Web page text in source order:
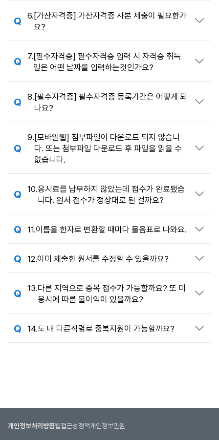
6. [가산자격증] 가산자격증 사본 제출이 필요한가
요?
7. [필수자격증] 필수자격증 입력 시 자격증 취득
일은 어떤 날짜를 입력하는것인가요?
답변 열기
8. [필수자격증] 필수자격증 등록기간은 어떻게 되
나요?
9. [모바일웹] 첨부파일이 다운로드 되지 않습니
다. 또는 첨부파일 다운로드 후 파일을 읽을 수
없습니다.
답변 열기
10.응시료를 납부하지 않았는데 접수가 완료됐습
니다. 원서 접수가 정상대로 된 걸까요?
답변 열기
11.이름을 한자로 변환할 때마다 물음표로 나와요.
답변 열기
12.이미 제출한 원서를 수정할 수 있을까요?
답변 열기
13.다른 지역으로 중복 접수가 가능할까요? 또 미
응시에 따른 불이익이 있을까요?
답변 열기
14.도 내 다른직렬로 중복지원이 가능할까요?
답변 열기
개인정보처리방침웹접근성정책개인정보민원